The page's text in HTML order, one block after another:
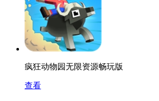
疯狂动物园无限资源畅玩版
查看